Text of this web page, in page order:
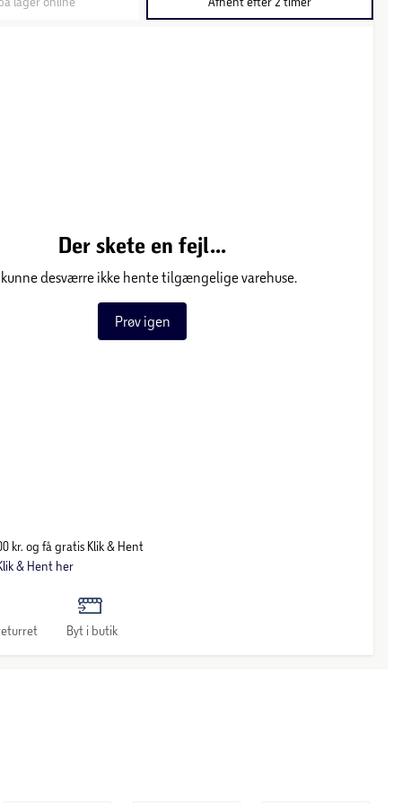
Der skete en fejl...
kunne desværre ikke hente tilgængelige varehuse.
Prøv igen
kr. og få gratis Klik & Hent
& Hent her
Byt i butik